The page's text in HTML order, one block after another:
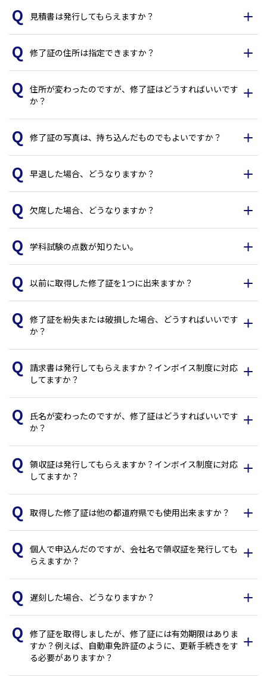
見積書は発行してもらえますか？
修了証の住所は指定できますか？
住所が変わったのですが、修了証はどうすればいいです
か？
修了証の写真は、持ち込んだものでもよいですか？
早退した場合、どうなりますか？
欠席した場合、どうなりますか？
学科試験の点数が知りたい。
以前に取得した修了証を1つに出来ますか？
修了証を紛失または破損した場合、どうすればいいです
か？
請求書は発行してもらえますか？インボイス制度に対応
してますか？
氏名が変わったのですが、修了証はどうすればいいです
か？
領収証は発行してもらえますか？インボイス制度に対応
してますか？
取得した修了証は他の都道府県でも使用出来ますか？
個人で申込んだのですが、会社名で領収証を発行しても
らえますか？
遅刻した場合、どうなりますか？
修了証を取得しましたが、修了証には有効期限はありま
すか？例えば、自動車免許証のように、更新手続きをす
る必要がありますか？